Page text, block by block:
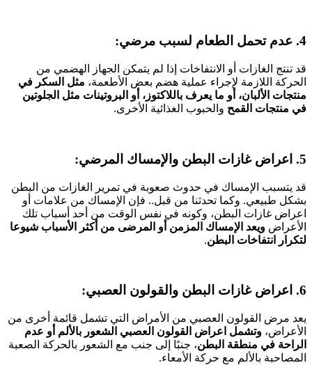
4. عدم تحمل الطعام لسبب مرضي:
قد تنتج الغازات أو الانتفاخات إذا لم يتمكن الجهاز الهضمي من
الحركة اللازمة لإجراء عملية هضم بعض الأطعمة، مثل السكر في
منتجات الألبان، أو ما يعرف باللاكتوز، أو البروتينات مثل الجلوتين
في منتجات القمح والحبوب الغذائية الأخرى.
5. اعراض غازات البطن والإمساك المرضي:
قد يتسبب الإمساك في حدوث صعوبة في تمرير الغازات من البطن
بشكل طبيعي. وكما تحدثنا من قبل.. فإن الإمساك من علامات أو
اعراض غازات البطن، وكونه في نفس الوقت من أحد أسباب تلك
الأعراض ويعد الإمساك المزمن أو المرضى من أكثر الأسباب شيوعا
لتكرار انتفاخات البطن.
6. اعراض غازات البطن والقولون العصبي:
يعد مرض القولون العصبي من الأمراض التي تشمل قائمة أخرى من
الأعراض، وتشمل اعراض القولون العصبي الشعور بالألم أو عدم
الراحة في منطقة البطن، جنبًا إلى جنب مع الشعور بالحركة الصعبة
المصاحبة بالألم مع حركة الأمعاء.